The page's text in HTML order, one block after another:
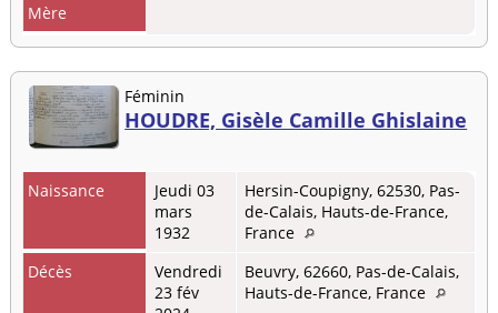
Mère
Féminin
HOUDRE, Gisèle Camille Ghislaine
Naissance
Jeudi 03
mars
1932
Hersin-Coupigny, 62530, Pas-
de-Calais, Hauts-de-France,
France
Décès
Vendredi
23 fév
Beuvry, 62660, Pas-de-Calais,
Hauts-de-France, France